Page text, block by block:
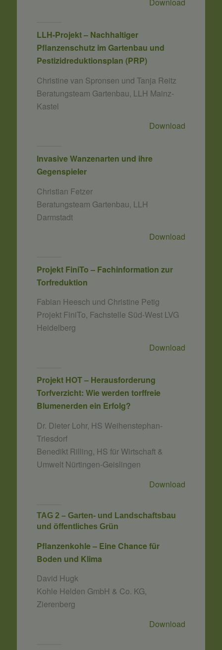
LLH-Projekt – Nachhaltiger
Pflanzenschutz im Gartenbau und
Pestizidreduktionsplan (PRP)
Christine van Spronsen und Tanja Reitz
Beratungsteam Gartenbau, LLH Mainz-
Kastel
Download
Invasive Wanzenarten und ihre
Gegenspieler
Christian Fetzer
Beratungsteam Gartenbau, LLH
Darmstadt
Download
Projekt FiniTo – Fachinformation zur
Torfreduktion
Fabian Heesch und Christine Petig
Projekt FiniTo, Fachstelle Süd-West LVG
Heidelberg
Download
Projekt HOT – Herausforderung
Torfverzicht: Wie werden torffreie
Blumenerden ein Erfolg?
Dr. Dieter Lohr, HS Weihenstephan-
Triesdorf
Benedikt Rilling, HS für Wirtschaft &
Umwelt Nürtingen-Geislingen
Download
TAG 2 – Garten- und Landschaftsbau
und öffentliches Grün
Pflanzenkohle – Eine Chance für
Boden und Klima
David Hugk
Kohle Helden GmbH & Co. KG,
Zierenberg
Download